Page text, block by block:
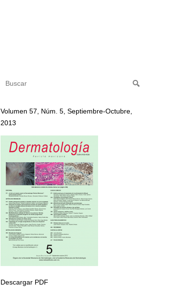
Volumen 57, Núm. 5, Septiembre-Octubre,
2013
Descargar PDF